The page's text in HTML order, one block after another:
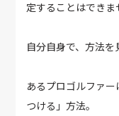
定することはできま
自分自身で、方法を
あるプロゴルファ
つける」方法。